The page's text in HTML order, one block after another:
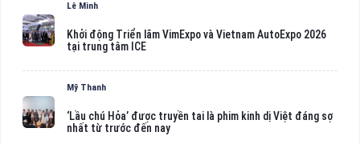
Lê Minh
Khởi động Triển lãm VimExpo và Vietnam AutoExpo 2026
tại trung tâm ICE
Mỹ Thanh
‘Lầu chú Hỏa’ được truyền tai là phim kinh dị Việt đáng sợ
nhất từ trước đến nay